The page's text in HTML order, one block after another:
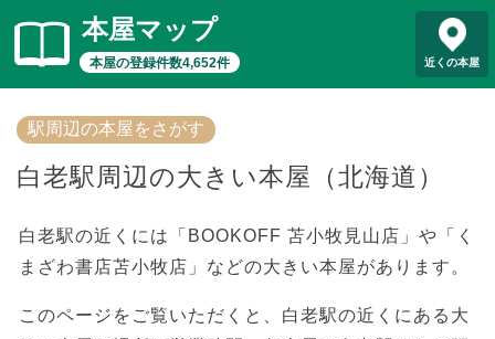
本屋マップ
本屋の登録件数4,652件 近くの本屋
駅周辺の本屋をさがす
白老駅周辺の大きい本屋（北海道）
白老駅の近くには「BOOKOFF 苫小牧見山店」や「く
まざわ書店苫小牧店」などの大きい本屋があります。
このページをご覧いただくと、白老駅の近くにある大